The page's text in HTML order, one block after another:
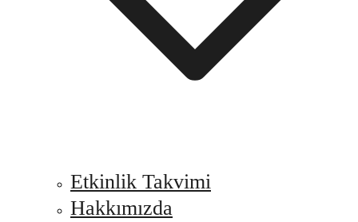
Etkinlik Takvimi
Hakkımızda